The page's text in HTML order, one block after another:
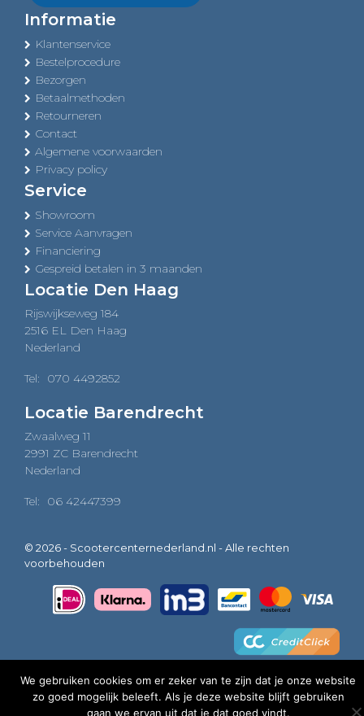
Informatie
Klantenservice
Bestelprocedure
Bezorgen
Betaalmethoden
Retourneren
Contact
Algemene voorwaarden
Privacy policy
Service
Showroom
Service Aanvragen
Financiering
Gespreid betalen in 3 maanden
Locatie Den Haag
Rijswijkseweg 184
2516 EL Den Haag
Nederland
Tel: 070 4492852
Locatie Barendrecht
Zwaalweg 11
2991 ZC Barendrecht
Nederland
Tel: 06 42447399
© 2026 - Scootercenternederland.nl - Alle rechten
voorbehouden
We gebruiken cookies om er zeker van te zijn dat je onze website
zo goed mogelijk beleeft. Als je deze website blijft gebruiken
gaan we ervan uit dat je dat goed vindt.